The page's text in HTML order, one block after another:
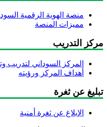
منصة الهوية الرقمية
مميزات المنصة
التدريب
المركز السوداني لتدريب
أهداف المركز ورؤيته
عن ثغرة
الإبلاغ عن ثغرة أمنية